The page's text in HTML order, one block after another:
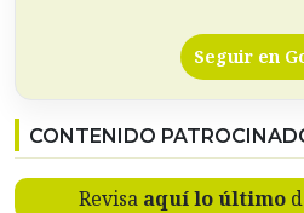
Seguir en
CONTENIDO
Revisa aquí lo último